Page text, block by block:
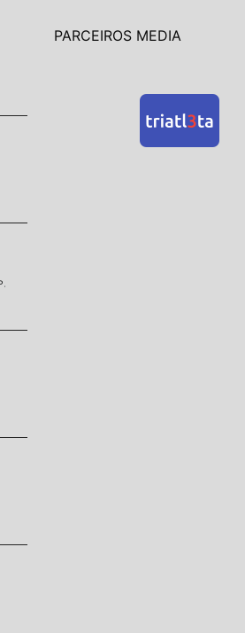
PARCEIROS MEDIA